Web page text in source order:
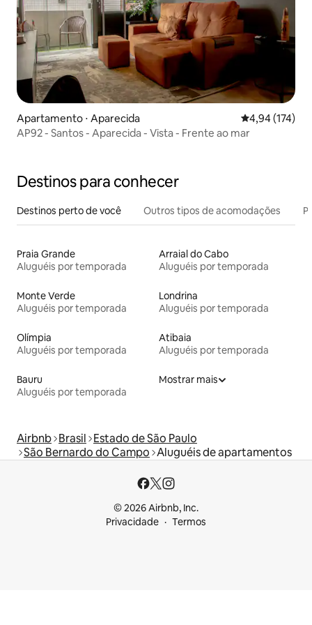
Apartamento ⋅ Aparecida 4,94 de uma
4,94 (174)
AP92 - Santos - Aparecida - Vista - Frente ao mar
Destinos para conhecer
Destinos perto de você Outros tipos de acomodações
Praia Grande
Aluguéis por temporada
Arraial do Cabo
Aluguéis por temporada
Monte Verde
Aluguéis por temporada
Londrina
Aluguéis por temporada
Olímpia
Aluguéis por temporada
Atibaia
Aluguéis por temporada
Bauru
Aluguéis por temporada
Mostrar mais
Airbnb Brasil Estado de São Paulo
São Bernardo do Campo Aluguéis de apartamentos
© 2026 Airbnb, Inc.
Privacidade
Termos